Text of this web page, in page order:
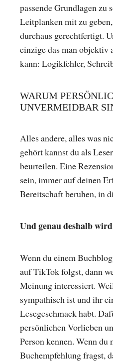
passende Grundlagen zu
Leitplanken mit zu
durchaus gerechtfertigt.
einzige das man objektiv
kann: Logikfehler,
WARUM
UNVERMEIDBAR
Alles andere, alles was
gehört kannst du als
beurteilen. Eine
sein, immer auf deinen
Bereitschaft beruhen, in
Und genau deshalb
Wenn du einem
auf TikTok folgst, dann
Meinung interessiert.
sympathisch ist und ihr
Lesegeschmack habt.
persönlichen Vorlieben
Person kennen. Wenn du
Buchempfehlung fragst,